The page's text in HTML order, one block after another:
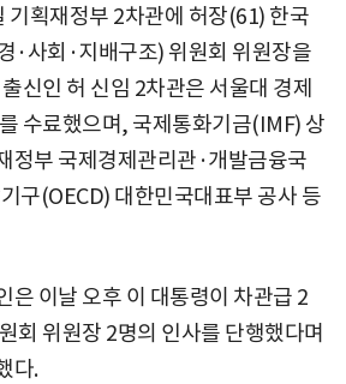
기획재정부 2차관에 허장(61) 한국
·사회·지배구조) 위원회 위원장을
신인 허 신임 2차관은 서울대 경제
수료했으며, 국제통화기금(IMF) 상
정부 국제경제관리관·개발금융국
구(OECD) 대한민국대표부 공사 등
은 이날 오후 이 대통령이 차관급 2
회 위원장 2명의 인사를 단행했다며
다.